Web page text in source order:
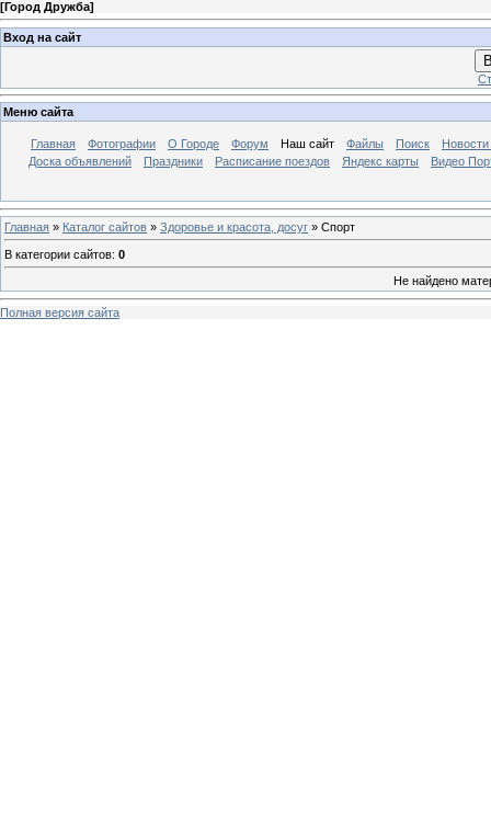
[Город Дружба]
Вход на сайт
Меню сайта
Главная Фотографии О Городе Форум Наш сайт Файлы Поиск
Доска объявлений
Праздники Расписание поездов Яндекс карты Видео
Главная » Каталог сайтов » Здоровье и красота, досуг » Спорт
В категории сайтов: 0
Не найдено
Полная версия сайта